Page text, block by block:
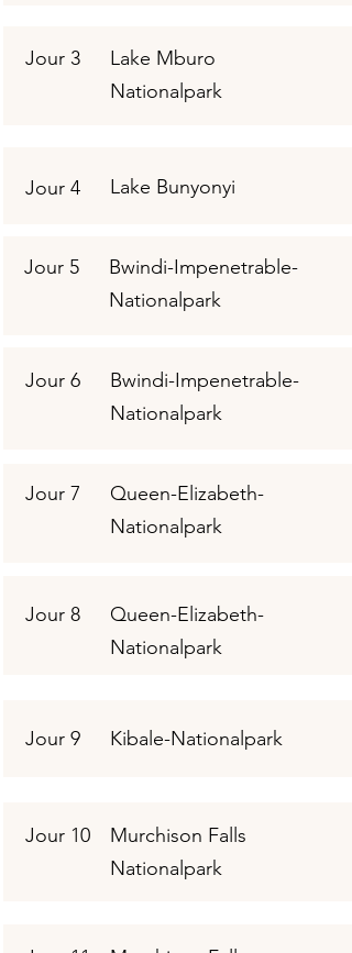
Jour 3
Lake Mburo
Nationalpark
Jour 4 Lake Bunyonyi
Jour 5
Bwindi-Impenetrable-
Nationalpark
Jour 6
Bwindi-Impenetrable-
Nationalpark
Jour 7
Queen-Elizabeth-
Nationalpark
Jour 8
Queen-Elizabeth-
Nationalpark
Jour 9 Kibale-Nationalpark
Jour 10
Murchison Falls
Nationalpark